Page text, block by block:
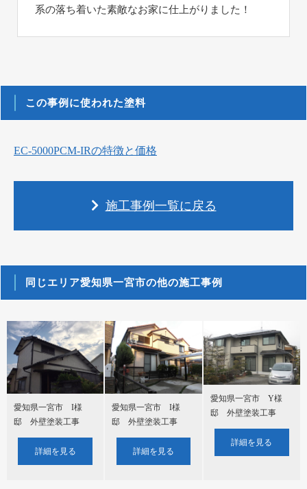
系の落ち着いた素敵なお家に仕上がりました！
この事例に使われた塗料
EC-5000PCM-IRの特徴と価格
施工事例一覧に戻る
同じエリア愛知県一宮市の他の施工事例
愛知県一宮市 I様
邸 外壁塗装工事
詳細を見る
愛知県一宮市 I様
邸 外壁塗装工事
詳細を見る
愛知県一宮市 Y様
邸 外壁塗装工事
詳細を見る